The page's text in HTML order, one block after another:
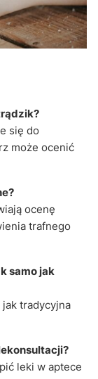
się do
może ocenić
ocenę
trafnego
samo jak
jak tradycyjna
leki w aptece